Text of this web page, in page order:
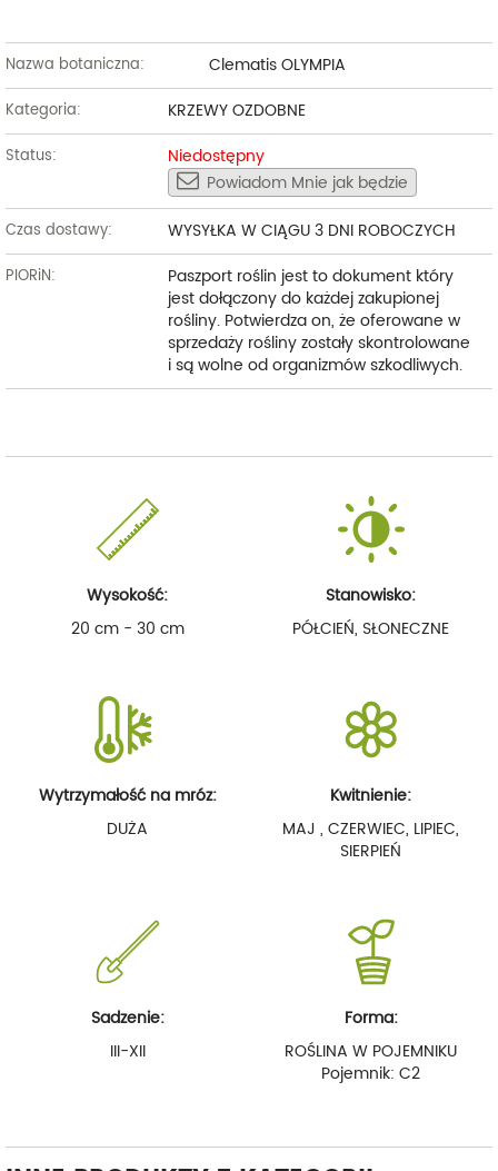
Nazwa botaniczna: Clematis OLYMPIA
Kategoria: KRZEWY OZDOBNE
Status:
Niedostępny
Powiadom Mnie jak będzie
Czas dostawy: WYSYŁKA W CIĄGU 3 DNI ROBOCZYCH
PIORiN:
Paszport roślin jest to dokument który
jest dołączony do każdej zakupionej
rośliny. Potwierdza on, że oferowane w
sprzedaży rośliny zostały skontrolowane
i są wolne od organizmów szkodliwych.
Wysokość:
20 cm - 30 cm
Stanowisko:
PÓŁCIEŃ, SŁONECZNE
Wytrzymałość na mróz:
DUŻA
Kwitnienie:
MAJ , CZERWIEC, LIPIEC,
SIERPIEŃ
Sadzenie:
III-XII
Forma:
ROŚLINA W POJEMNIKU
Pojemnik: C2